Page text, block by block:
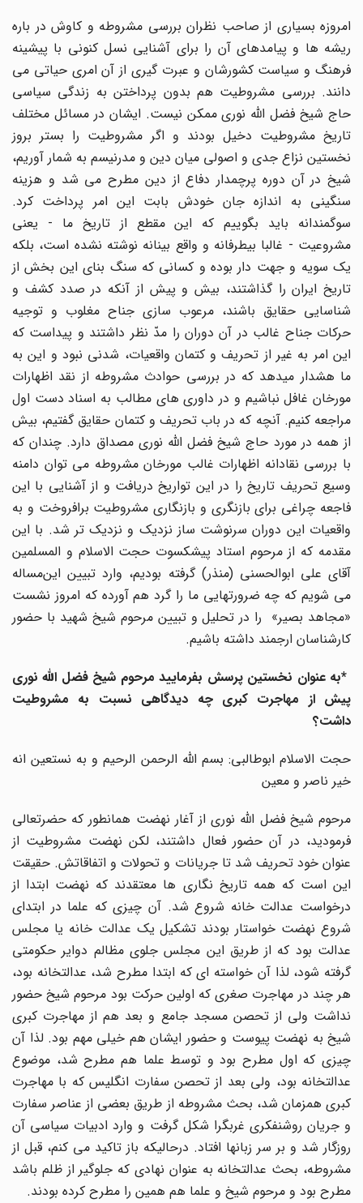
امروزه بسیاری از صاحب نظران بررسی مشروطه و کاوش در باره
ریشه ها و پیامدهای آن را برای آشنایی نسل کنونی با پیشینه
فرهنگ و سیاست کشورشان و عبرت گیری از آن امری حیاتی می
دانند. بررسی مشروطیت هم بدون پرداختن به زندگی سیاسی
حاج شیخ فضل الله نوری ممکن نیست. ایشان در مسائل مختلف
تاریخ مشروطیت دخیل بودند و اگر مشروطیت را بستر بروز
نخستین نزاع جدی و اصولی میان دین و مدرنیسم به شمار آوریم،
شیخ در آن دوره پرچمدار دفاع از دین مطرح می شد و هزینه
سنگینی به اندازه جان خودش بابت این امر پرداخت کرد.
سوگمندانه باید بگوییم که این مقطع از تاریخ ما - یعنی
مشروعیت - غالبا بیطرفانه و واقع بینانه نوشته نشده است، بلکه
یک سویه و جهت دار بوده و کسانی که سنگ بنای این بخش از
تاریخ ایران را گذاشتند، بیش و پیش از آنکه در صدد کشف و
شناسایی حقایق باشند، مرعوب سازی جناح مغلوب و توجیه
حرکات جناح غالب در آن دوران را مدّ نظر داشتند و پیداست که
این امر به غیر از تحریف و کتمان واقعیات، شدنی نبود و این به
ما هشدار میدهد که در بررسی حوادث مشروطه از نقد اظهارات
مورخان غافل نباشیم و در داوری های مطالب به اسناد دست اول
مراجعه کنیم. آنچه که در باب تحریف و کتمان حقایق گفتیم، بیش
از همه در مورد حاج شیخ فضل الله نوری مصداق دارد. چندان که
با بررسی نقادانه اظهارات غالب مورخان مشروطه می توان دامنه
وسیع تحریف تاریخ را در این تواریخ دریافت و از آشنایی با این
فاجعه چراغی برای بازنگری و بازنگاری مشروطیت برافروخت و به
واقعیات این دوران سرنوشت ساز نزدیک و نزدیک تر شد. با این
مقدمه که از مرحوم استاد پیشکسوت حجت الاسلام و المسلمین
آقای علی ابوالحسنی (منذر) گرفته بودیم، وارد تبیین این‌مساله
می شویم که چه ضرورتهایی ما را گرد هم آورده که امروز نشست
«مجاهد بصیر» را در تحلیل و تبیین مرحوم شیخ شهید با حضور
کارشناسان ارجمند داشته باشیم.
*به عنوان نخستین پرسش بفرمایید مرحوم شیخ فضل الله نوری
پیش از مهاجرت کبری چه دیدگاهی نسبت به مشروطیت
داشت؟
حجت الاسلام ابوطالبی: بسم الله الرحمن الرحیم و به نستعین انه
خیر ناصر و معین
مرحوم شیخ فضل الله نوری از آغار نهضت همانطور که حضرتعالی
فرمودید، در آن حضور فعال داشتند، لکن نهضت مشروطیت از
عنوان خود تحریف شد تا جریانات و تحولات و اتفاقاتش. حقیقت
این است که همه تاریخ نگاری ها معتقدند که نهضت ابتدا از
درخواست عدالت خانه شروع شد. آن چیزی که علما در ابتدای
شروع نهضت خواستار بودند تشکیل یک عدالت خانه یا مجلس
عدالت بود که از طریق این مجلس جلوی مظالم دوایر حکومتی
گرفته شود، لذا آن خواسته ای که ابتدا مطرح شد، عدالتخانه بود،
هر چند در مهاجرت صغری که اولین حرکت بود مرحوم شیخ حضور
نداشت ولی از تحصن مسجد جامع و بعد هم از مهاجرت کبری
شیخ به نهضت پیوست و حضور ایشان هم خیلی مهم بود. لذا آن
چیزی که اول مطرح بود و توسط علما هم مطرح شد، موضوع
عدالتخانه بود، ولی بعد از تحصن سفارت انگلیس که با مهاجرت
کبری همزمان شد، بحث مشروطه از طریق بعضی از عناصر سفارت
و جریان روشنفکری غربگرا شکل گرفت و وارد ادبیات سیاسی آن
روزگار شد و بر سر زبانها افتاد. درحالیکه باز تاکید می کنم، قبل از
مشروطه، بحث عدالتخانه به عنوان نهادی که جلوگیر از ظلم باشد
مطرح بود و مرحوم شیخ و علما هم همین را مطرح کرده بودند.